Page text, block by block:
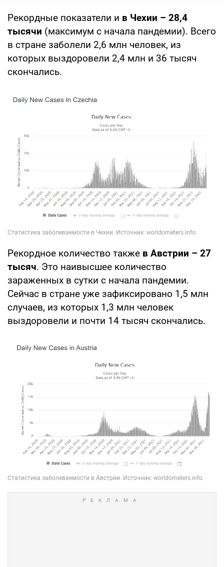
Рекордные показатели и в Чехии – 28,4
тысячи (максимум с начала пандемии). Всего
в стране заболели 2,6 млн человек, из
которых выздоровели 2,4 млн и 36 тысяч
скончались.
Рекордное количество также в Австрии – 27
тысяч. Это наивысшее количество
зараженных в сутки с начала пандемии.
Сейчас в стране уже зафиксировано 1,5 млн
случаев, из которых 1,3 млн человек
выздоровели и почти 14 тысяч скончались.